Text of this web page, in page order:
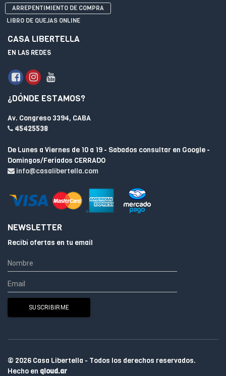
ARREPENTIMIENTO DE COMPRA
LIBRO DE QUEJAS ONLINE
CASA LIBERTELLA
EN LAS REDES
¿DÓNDE ESTAMOS?
Av. Congreso 3394, CABA
45425538
De Lunes a Viernes de 10 a 19 - Sabados consultar en Google -
Domingos/Feriados CERRADO
info@casalibertella.com
NEWSLETTER
Recibí ofertas en tu email
© 2026 Casa Libertella - Todos los derechos reservados.
Hecho en qloud.ar